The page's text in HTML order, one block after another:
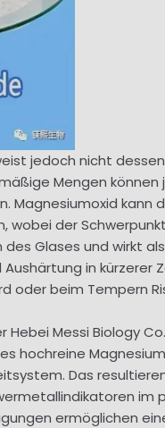
jedoch nicht
Mengen
Magnesiumoxid
der
Glases und wirkt
in
oder beim Tempern
Hebei Messi Biology
hochreine
Das
ermöglichen